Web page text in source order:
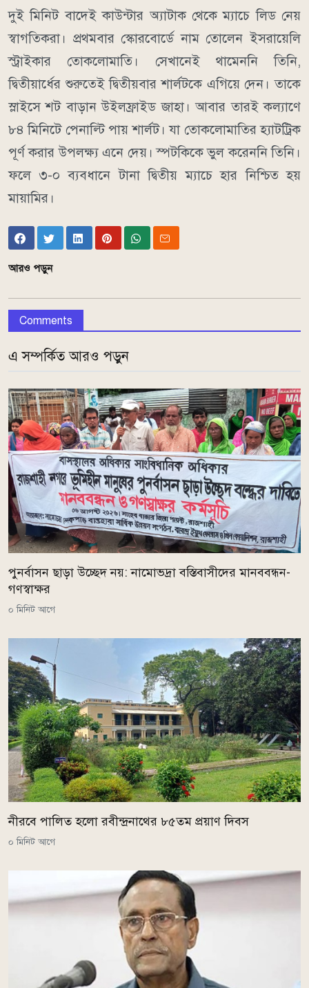
দুই মিনিট বাদেই কাউন্টার অ্যাটাক থেকে ম্যাচে লিড নেয়
স্বাগতিকরা। প্রথমবার স্কোরবোর্ডে নাম তোলেন ইসরায়েলি
স্ট্রাইকার তোকলোমাতি। সেখানেই থামেননি তিনি,
দ্বিতীয়ার্ধের শুরুতেই দ্বিতীয়বার শার্লটকে এগিয়ে দেন। তাকে
স্লাইসে শট বাড়ান উইলফ্রাইড জাহা। আবার তারই কল্যাণে
৮৪ মিনিটে পেনাল্টি পায় শার্লট। যা তোকলোমাতির হ্যাটট্রিক
পূর্ণ করার উপলক্ষ্য এনে দেয়। স্পটকিকে ভুল করেননি তিনি।
ফলে ৩-০ ব্যবধানে টানা দ্বিতীয় ম্যাচে হার নিশ্চিত হয়
মায়ামির।
আরও পড়ুন
Comments
এ সম্পর্কিত আরও পড়ুন
পুনর্বাসন ছাড়া উচ্ছেদ নয়: নামোভদ্রা বস্তিবাসীদের মানববন্ধন-
গণস্বাক্ষর
০ মিনিট আগে
নীরবে পালিত হলো রবীন্দ্রনাথের ৮৫তম প্রয়াণ দিবস
০ মিনিট আগে